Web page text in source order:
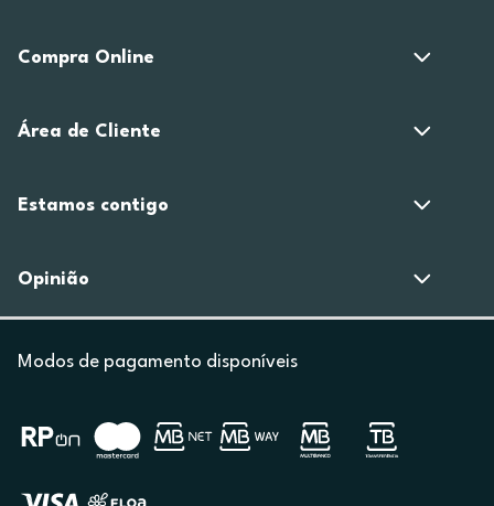
Compra Online
Área de Cliente
Estamos contigo
Opinião
Modos de pagamento disponíveis